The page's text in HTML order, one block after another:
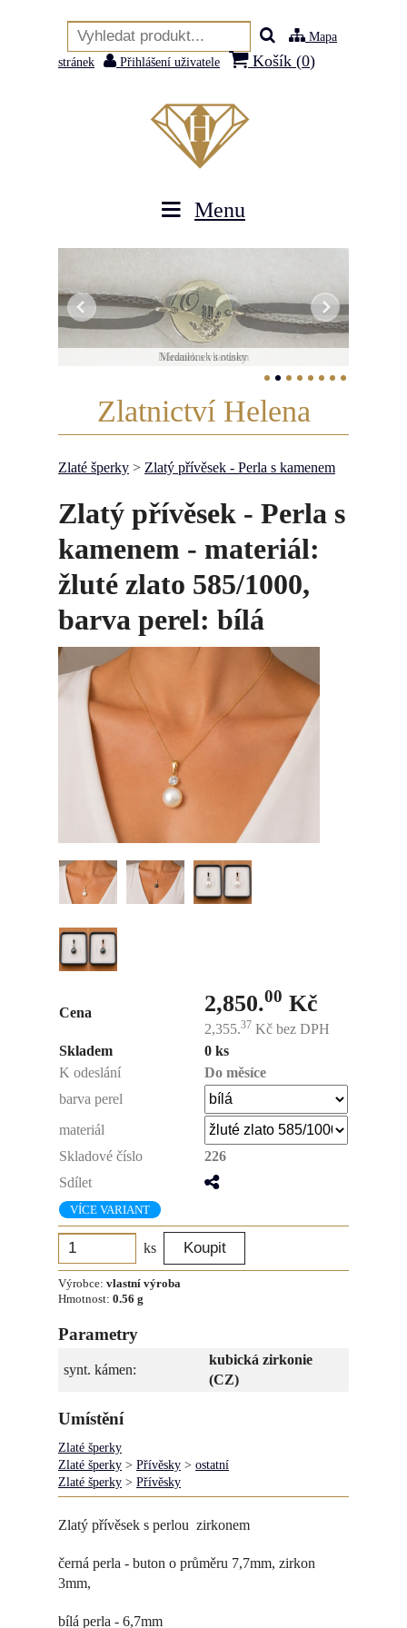
Mapa
stránek
Přihlášení uživatele Košík (0)
Menu
Náramek s vltavínem
Medailonek s otisky
Zlatnictví Helena
Zlaté šperky > Zlatý přívěsek - Perla s kamenem
Zlatý přívěsek - Perla s
kamenem - materiál:
žluté zlato 585/1000,
barva perel: bílá
Cena 2,850.00 Kč
2,355.37 Kč bez DPH
Skladem
0 ks
K odeslání
Do měsíce
barva perel
materiál
Skladové číslo
226
Sdílet
VÍCE VARIANT
ks
Výrobce: vlastní výroba
Hmotnost: 0.56 g
Parametry
synt. kámen:
kubická zirkonie
(CZ)
Umístění
Zlaté šperky
Zlaté šperky > Přívěsky > ostatní
Zlaté šperky > Přívěsky
Zlatý přívěsek s perlou zirkonem
černá perla - buton o průměru 7,7mm, zirkon
3mm,
bílá perla - 6,7mm